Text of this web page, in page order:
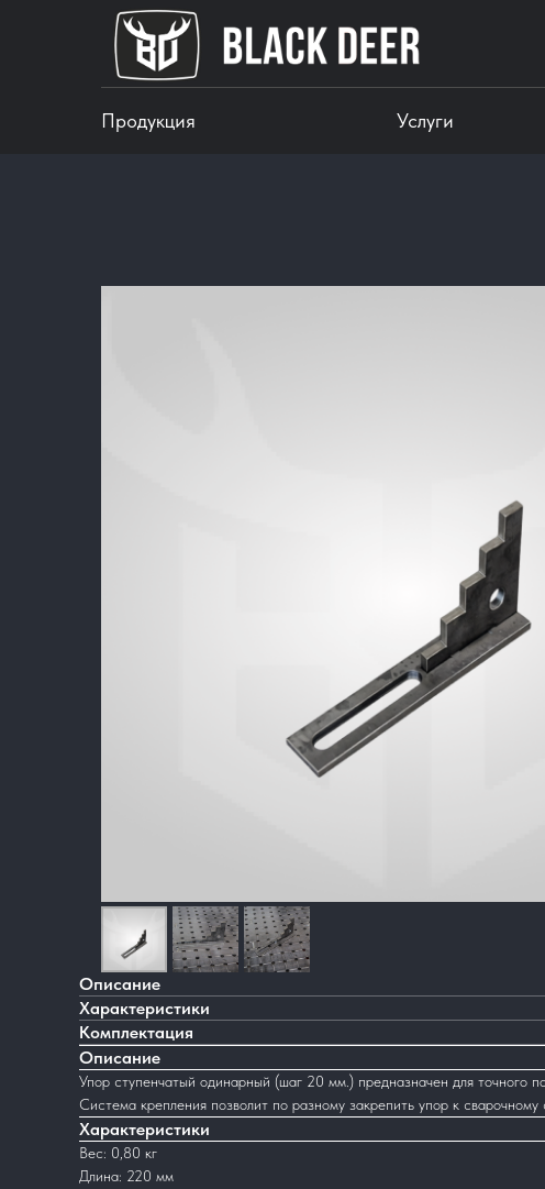
Продукция Услуги
Описание
Характеристики
Комплектация
Описание
Упор ступенчатый одинарный (шаг 20 мм.) предназначен для точного
Система крепления позволит по разному закрепить упор к сварочному
Характеристики
Вес: 0,80 кг
Длина: 220 мм